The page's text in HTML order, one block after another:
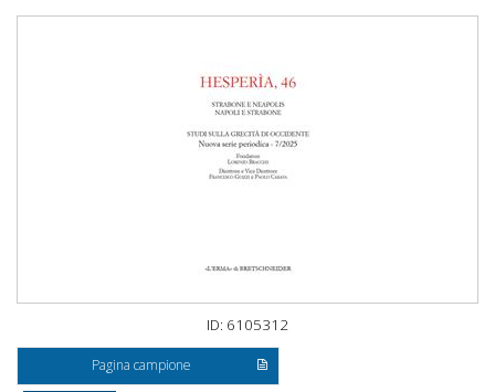
ID: 6105312
Pagina campione